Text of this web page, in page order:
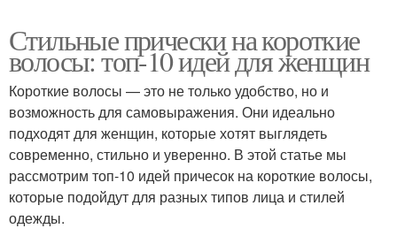
Стильные прически на короткие
волосы: топ-10 идей для женщин
Короткие волосы — это не только удобство, но и
возможность для самовыражения. Они идеально
подходят для женщин, которые хотят выглядеть
современно, стильно и уверенно. В этой статье мы
рассмотрим топ-10 идей причесок на короткие волосы,
которые подойдут для разных типов лица и стилей
одежды.